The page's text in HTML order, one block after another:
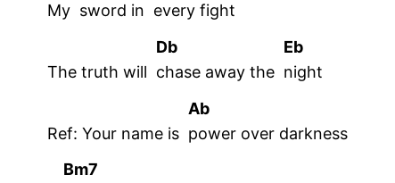
My sword in every fight
The truth will
Db
chase away the
Eb
night
Ref: Your name is
Ab
power over darkness
Bm7